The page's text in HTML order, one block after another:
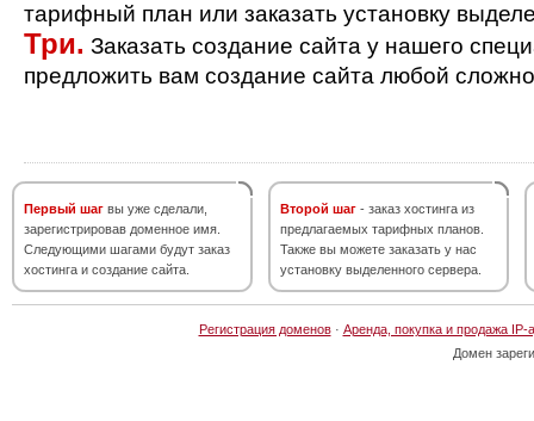
тарифный план или заказать установку
Три. Заказать создание сайта у нашего
предложить вам создание сайта любой
Первый шаг вы уже сделали,
зарегистрировав доменное имя.
Следующими шагами будут заказ
хостинга и создание сайта.
Второй шаг - заказ хостинга из
предлагаемых тарифных планов.
Также вы можете заказать у нас
установку выделенного сервера.
Регистрация доменов· Аренда, покупка и продажа IP-
Домен